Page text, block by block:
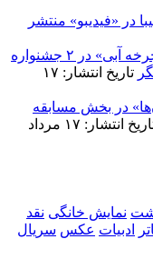
در «فیدیبو» منتشر
نامزدی بهترین فیلم و بازیگری «دوچرخه آبی» در ۲ جشنواره
تاریخ انتشار: ۱۷
در بخش مسابقه
تاریخ انتشار: ۱۷ مرداد
نمایش خانگی نقد
ادبیات عکس سریال